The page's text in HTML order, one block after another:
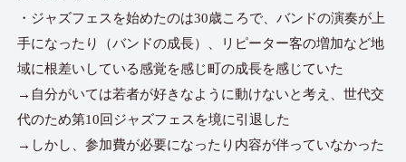
・ジャズフェスを始めたのは30歳ころで、バンドの演奏が上
手になったり（バンドの成長）、リピーター客の増加など地
域に根差いしている感覚を感じ町の成長を感じていた
→自分がいては若者が好きなように動けないと考え、世代交
代のため第10回ジャズフェスを境に引退した
→しかし、参加費が必要になったり内容が伴っていなかった